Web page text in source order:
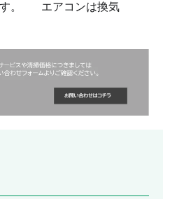
す。 エアコンは換気